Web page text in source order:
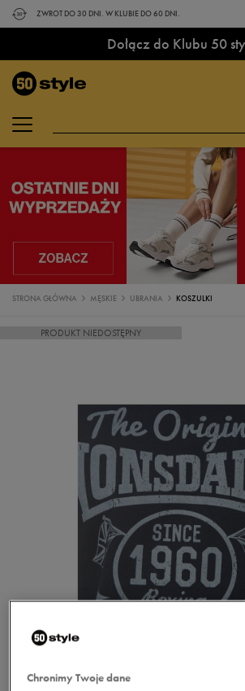
ZWROT DO 30 DNI. W KLUBIE DO 60 DNI.
Dołącz do Klubu 50
STRONA GŁÓWNA MĘSKIE UBRANIA KOSZULKI
PRODUKT NIEDOSTĘPNY
Chronimy Twoje dane